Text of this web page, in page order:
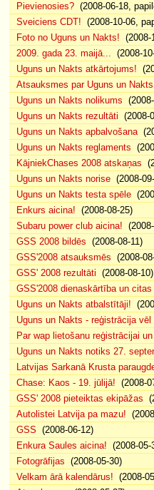
Pievienosies? (2008-06-18,
Sveiciens CDT! (2008-10-06,
Foto no Uguns un Nakts! (2008-
2009. gada 23. maijā... (2008-
Uguns un Nakts atkārtojums!
Atsauksmes par Uguns un Nakts
Uguns un Nakts nolikums
Uguns un Nakts rezultāti (2008-
Uguns un Nakts apbalvošana
Uguns un Nakts reglaments
KājniekChases 2008 atskaņas
Uguns un Nakts norise (2008-
Uguns un Nakts testa spēle
Enkurs aicina! (2008-08-25)
Subaru power club aicina!
GSS 2008 bildēs (2008-08-11)
GSS'2008 atsauksmēs (2008-
GSS' 2008 rezultāti (2008-08-10)
GSS'2008 dienaskārtība un
Uguns un Nakts atbalstītāji!
Uguns un Nakts - reģistrācija
Par wap lietošanu reģistrācijai
Uguns un Nakts notiks 27.
Latvijas Sarkanā Krusta
Chase: Kaos - 19. jūlijā! (2008-
GSS' 2008 pieteiktas ekipāžas
Autolistei Latvija pa mazu!
GSS (2008-06-12)
Enkura Saules aicina! (2008-05-
Fotogrāfijas (2008-05-30)
Velkam ārā kalendārus! (2008-